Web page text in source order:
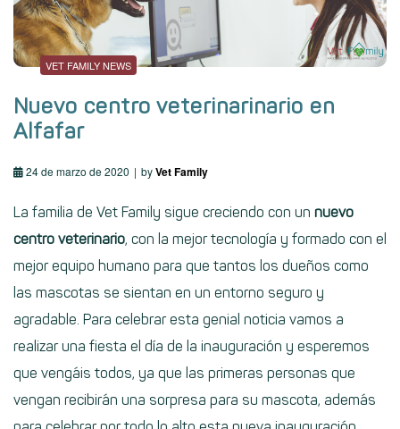
VET FAMILY NEWS
Nuevo centro veterinarinario en
Alfafar
24 de marzo de 2020 byVet Family
La familia de Vet Family sigue creciendo con un nuevo
centro veterinario, con la mejor tecnología y formado con el
mejor equipo humano para que tantos los dueños como
las mascotas se sientan en un entorno seguro y
agradable. Para celebrar esta genial noticia vamos a
realizar una fiesta el día de la inauguración y esperemos
que vengáis todos, ya que las primeras personas que
vengan recibirán una sorpresa para su mascota, además